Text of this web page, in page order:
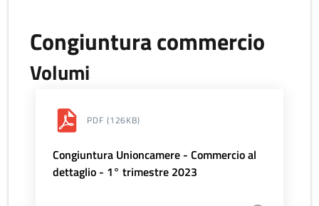
Congiuntura commercio
Volumi
PDF (126KB)
Congiuntura Unioncamere - Commercio al
dettaglio - 1° trimestre 2023